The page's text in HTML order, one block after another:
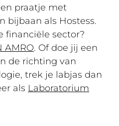
praatje met
bijbaan als Hostess.
financiële sector?
AMRO. Of doe jij een
de richting van
trek je labjas dan
als Laboratorium